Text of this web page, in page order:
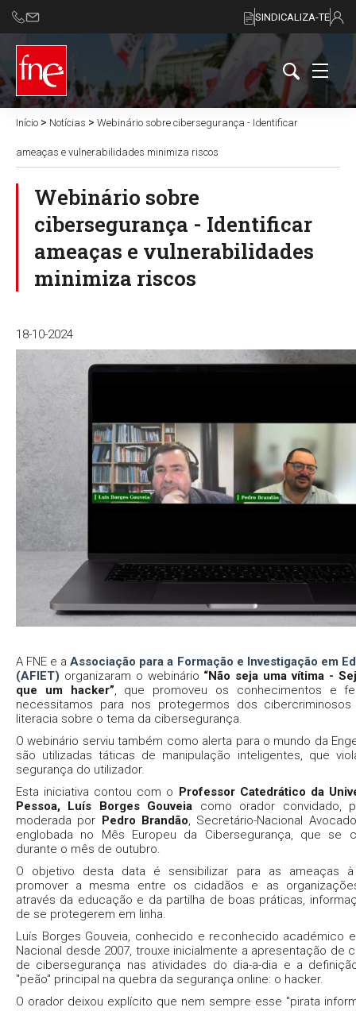
SINDICALIZA-TE
Início > Notícias > Webinário sobre cibersegurança - Identificar
ameaças e vulnerabilidades minimiza riscos
Webinário sobre
cibersegurança - Identificar
ameaças e vulnerabilidades
minimiza riscos
18-10-2024
A FNE e aAssociação para a Formação e Investigação em
(AFIET) organizaram o webinário “Não seja uma vítima -
que um hacker” , que promoveu os conhecimentos e
necessitamos para nos protegermos dos
literacia sobre o tema da cibersegurança.
O webinário serviu também como alerta para o mundo da
são utilizadas táticas de manipulação inteligentes, que
segurança do utilizador.
Esta iniciativa contou com o Professor Catedrático da
Pessoa, Luís Borges Gouveia como orador convidado,
moderada por Pedro Brandão , Secretário-Nacional
englobada no Mês Europeu da Cibersegurança, que se
durante o mês de outubro.
O objetivo desta data é sensibilizar para as ameaças à
promover a mesma entre os cidadãos e as
através da educação e da partilha de boas práticas,
de se protegerem em linha.
Luís Borges Gouveia, conhecido e reconhecido académico
Nacional desde 2007, trouxe inicialmente a apresentação de
de cibersegurança nas atividades do dia-a-dia e a
"peão" principal na quebra da segurança online: o hacker.
O orador deixou explícito que nem sempre esse "pirata